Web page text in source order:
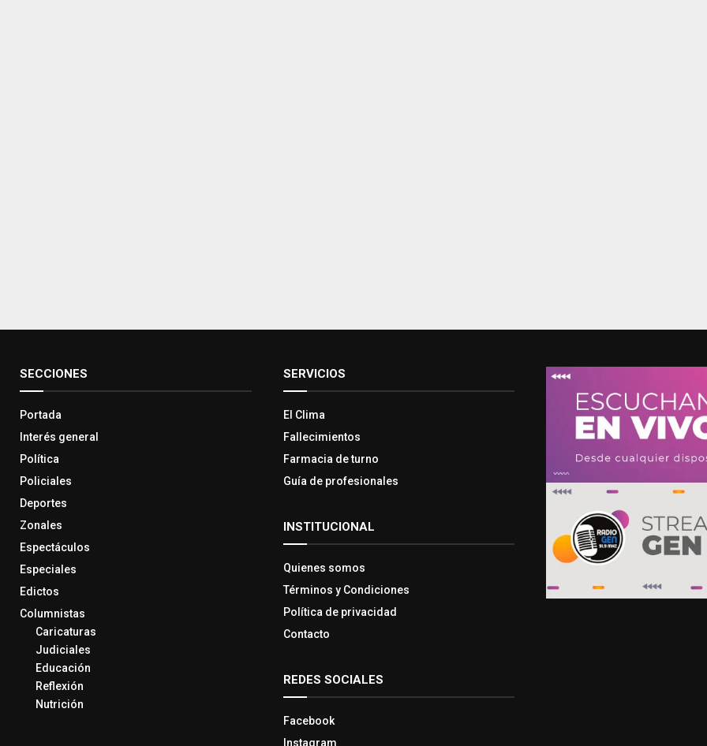
SECCIONES
Portada
Interés general
Política
Policiales
Deportes
Zonales
Espectáculos
Especiales
Edictos
Columnistas
Caricaturas
Judiciales
Educación
Reflexión
Nutrición
SERVICIOS
El Clima
Fallecimientos
Farmacia de turno
Guía de profesionales
INSTITUCIONAL
Quienes somos
Términos y Condiciones
Política de privacidad
Contacto
REDES SOCIALES
Facebook
Instagram